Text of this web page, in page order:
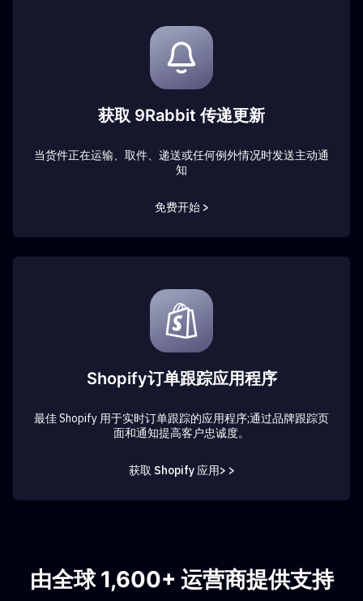
获取 9Rabbit 传递更新
当货件正在运输、取件、递送或任何例外情况时发送主动通
知
免费开始 >
Shopify订单跟踪应用程序
最佳 Shopify 用于实时订单跟踪的应用程序;通过品牌跟踪页
面和通知提高客户忠诚度。
获取 Shopify 应用> >
由全球 1,600+ 运营商提供支持